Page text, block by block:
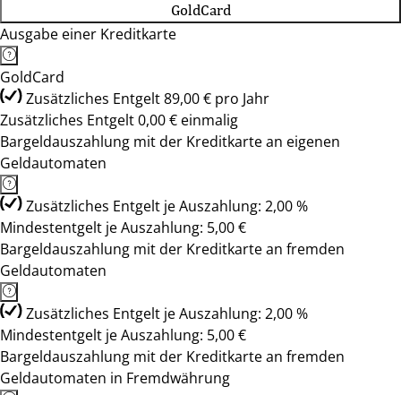
GoldCard
Ausgabe einer Kreditkarte
GoldCard
Zusätzliches Entgelt 89,00 € pro Jahr
Zusätzliches Entgelt 0,00 € einmalig
Bargeldauszahlung mit der Kreditkarte an eigenen
Geldautomaten
Zusätzliches Entgelt je Auszahlung: 2,00 %
Mindestentgelt je Auszahlung: 5,00 €
Bargeldauszahlung mit der Kreditkarte an fremden
Geldautomaten
Zusätzliches Entgelt je Auszahlung: 2,00 %
Mindestentgelt je Auszahlung: 5,00 €
Bargeldauszahlung mit der Kreditkarte an fremden
Geldautomaten in Fremdwährung